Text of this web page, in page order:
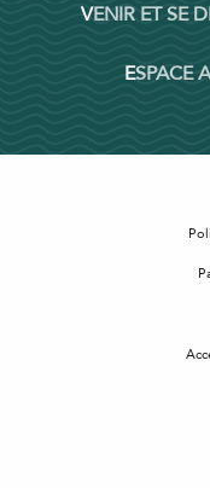
VENIR ET SE